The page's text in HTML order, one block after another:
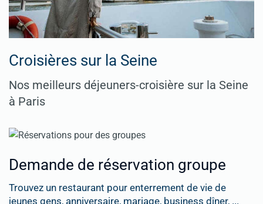
Croisières sur la Seine
Nos meilleurs déjeuners-croisière sur la Seine
à Paris
Demande de réservation groupe
Trouvez un restaurant pour enterrement de vie de
jeunes gens, anniversaire, mariage, business dîner, ...